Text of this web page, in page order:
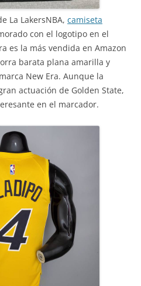
La LakersNBA, camiseta
con el logotipo en el
es la más vendida en Amazon
barata plana amarilla y
New Era. Aunque la
actuación de Golden State,
en el marcador.